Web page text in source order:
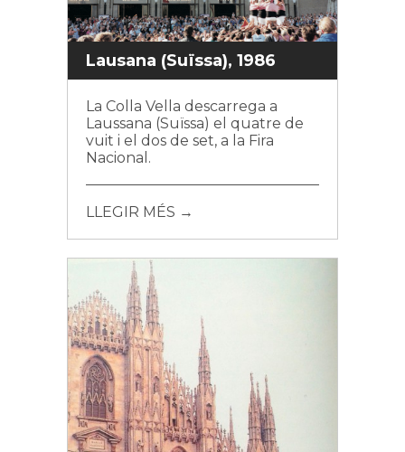
Lausana (Suïssa), 1986
La Colla Vella descarrega a
Laussana (Suïssa) el quatre de
vuit i el dos de set, a la Fira
Nacional.
LLEGIR MÉS →